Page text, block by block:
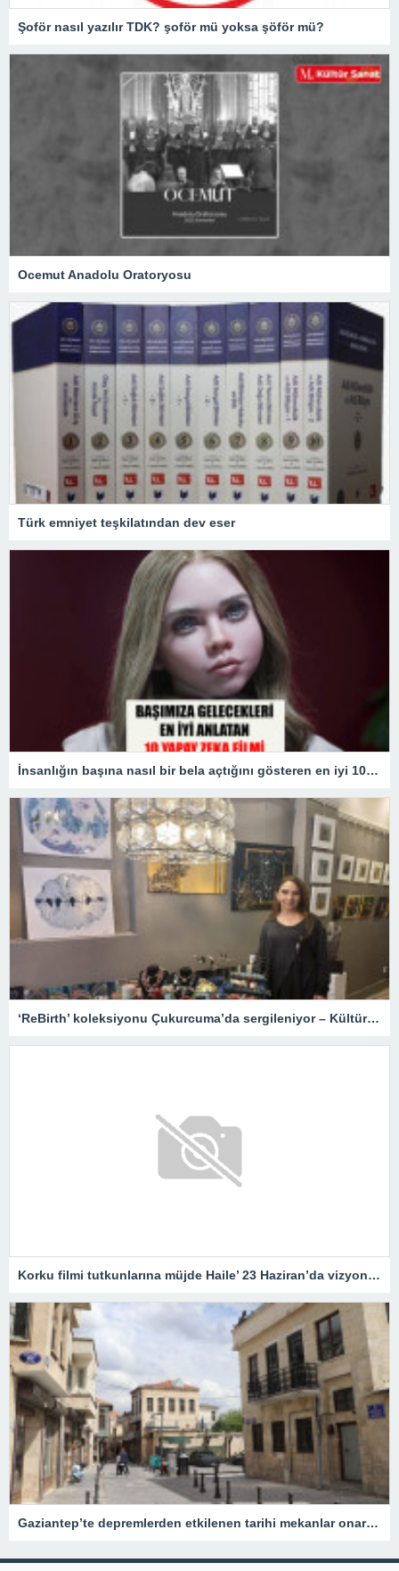
Şoför nasıl yazılır TDK? şoför mü yoksa şöför mü?
Ocemut Anadolu Oratoryosu
Türk emniyet teşkilatından dev eser
İnsanlığın başına nasıl bir bela açtığını gösteren en iyi 10 yapay zekâ filmi!
‘ReBirth’ koleksiyonu Çukurcuma’da sergileniyor – Kültür Sanat & Sinema
Korku filmi tutkunlarına müjde Haile’ 23 Haziran’da vizyonda
Gaziantep’te depremlerden etkilenen tarihi mekanlar onarıldı